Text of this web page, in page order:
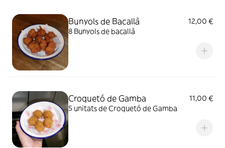
Bunyols de Bacallà
12,00 €
8 Bunyols de bacallà
Croquetó de Gamba
11,00 €
5 unitats de Croquetó de Gamba